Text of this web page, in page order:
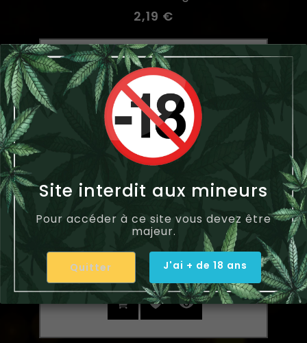
2,19 €
Site interdit aux mineurs
Pour accéder à ce site vous devez être
majeur.
Quitter J'ai + de 18 ans